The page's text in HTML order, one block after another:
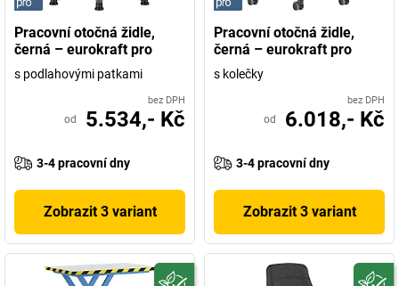
Pracovní otočná židle,
černá – eurokraft pro
s podlahovými patkami
bez DPH
od 5.534,- Kč
3-4 pracovní dny
Zobrazit 3 variant
Pracovní otočná židle,
černá – eurokraft pro
s kolečky
bez DPH
od 6.018,- Kč
3-4 pracovní dny
Zobrazit 3 variant